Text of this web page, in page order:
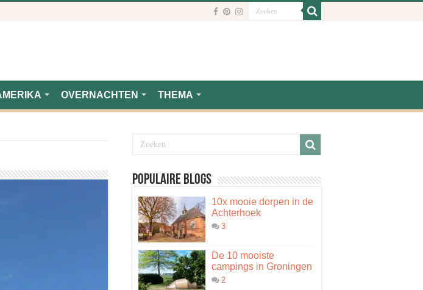
OVERNACHTEN THEMA
Populaire blogs
10x mooie dorpen in de
Achterhoek
3
De 10 mooiste
campings in Groningen
2